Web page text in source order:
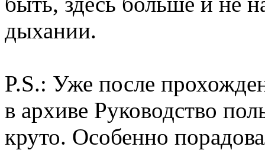
дыхании.
P.S.: Уже после
в архиве Руководство
круто. Особенно